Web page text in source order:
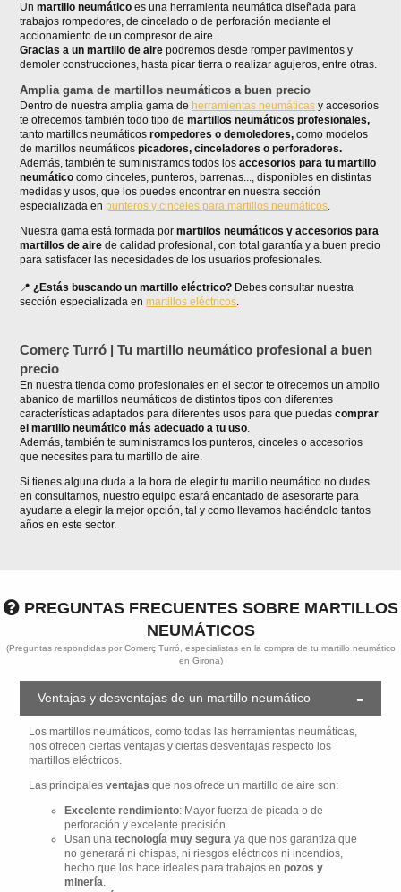
Unmartillo neumáticoes una herramienta neumática diseñada para
trabajos rompedores, de cincelado o de perforación mediante el
accionamiento de un compresor de aire.
Gracias a un martillo de aire podremos desde romper pavimentos y
demoler construcciones, hasta picar tierra o realizar agujeros, entre otras.
Amplia gama de martillos neumáticos a buen precio
Dentro de nuestra amplia gama de herramientas neumáticas y accesorios
te ofrecemos también todo tipo demartillos neumáticos profesionales,
tanto martillos neumáticosrompedores o demoledores,como modelos
de martillos neumáticos picadores, cinceladores o perforadores.
Además, también te suministramos todos losaccesorios para tu martillo
neumático como cinceles, punteros, barrenas..., disponibles en distintas
medidas y usos, que los puedes encontrar en nuestra sección
especializada enpunteros y cinceles para martillos neumáticos.
Nuestra gama está formada pormartillos neumáticos y accesorios para
martillos de airede calidad profesional, con total garantía y a buen precio
para satisfacer las necesidades de los usuarios profesionales.
¿Estás buscando un martillo eléctrico? Debes consultar nuestra
sección especializada enmartillos eléctricos.
Comerç Turró | Tu martillo neumático profesional a buen
precio
En nuestra tienda como profesionales en el sector te ofrecemos un amplio
abanico de martillos neumáticos de distintos tipos con diferentes
características adaptados para diferentes usos para que puedascomprar
el martillo neumático más adecuado a tu uso.
Además, también te suministramos los punteros, cinceles o accesorios
que necesites para tu martillo de aire.
Si tienes alguna duda a la hora de elegir tu martillo neumático no dudes
en consultarnos, nuestro equipo estará encantado de asesorarte para
ayudarte a elegir la mejor opción, tal y como llevamos haciéndolo tantos
años en este sector.
PREGUNTAS FRECUENTES SOBRE MARTILLOS
NEUMÁTICOS
(Preguntas respondidas por Comerç Turró, especialistas en la compra de tu martillo neumático
en Girona)
Ventajas y desventajas de un martillo neumático
Los martillos neumáticos, como todas las herramientas neumáticas,
nos ofrecen ciertas ventajas y ciertas desventajas respecto los
martillos eléctricos.
Las principalesventajas que nos ofrece un martillo de aire son:
Excelente rendimiento: Mayor fuerza de picada o de
perforación y excelente precisión.
Usan unatecnología muy segura ya que nos garantiza que
no generará ni chispas, ni riesgos eléctricos ni incendios,
hecho que los hace ideales para trabajos enpozos y
minería.